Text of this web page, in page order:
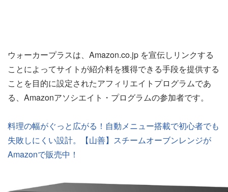
ウォーカープラスは、Amazon.co.jp を宣伝しリンクする
ことによってサイトが紹介料を獲得できる手段を提供する
ことを目的に設定されたアフィリエイトプログラムであ
る、Amazonアソシエイト・プログラムの参加者です。
料理の幅がぐっと広がる！自動メニュー搭載で初心者でも
失敗しにくい設計。【山善】スチームオーブンレンジが
Amazonで販売中！